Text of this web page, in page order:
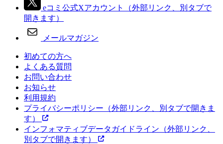
eコミ公式Xアカウント
（外部リンク、別タブで
開きます）
メールマガジン
初めての方へ
よくある質問
お問い合わせ
お知らせ
利用規約
プライバシーポリシー （外部リンク、別タブで開きま
す）
インフォマティブデータガイドライン （外部リンク、
別タブで開きます）